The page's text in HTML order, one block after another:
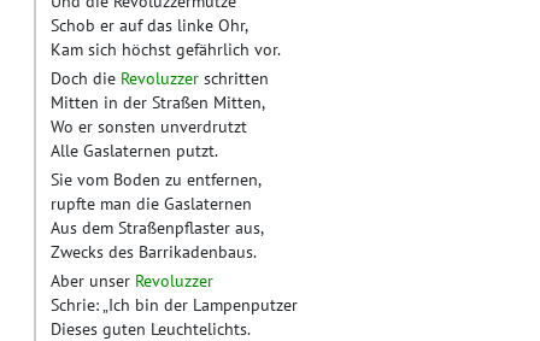
Schob er auf das linke Ohr,
Kam sich höchst gefährlich vor.
Doch die Revoluzzer schritten
Mitten in der Straßen Mitten,
Wo er sonsten unverdrutzt
Alle Gaslaternen putzt.
Sie vom Boden zu entfernen,
rupfte man die Gaslaternen
Aus dem Straßenpflaster aus,
Zwecks des Barrikadenbaus.
Aber unser Revoluzzer
Schrie: „Ich bin der Lampenputzer
Dieses guten Leuchtelichts.